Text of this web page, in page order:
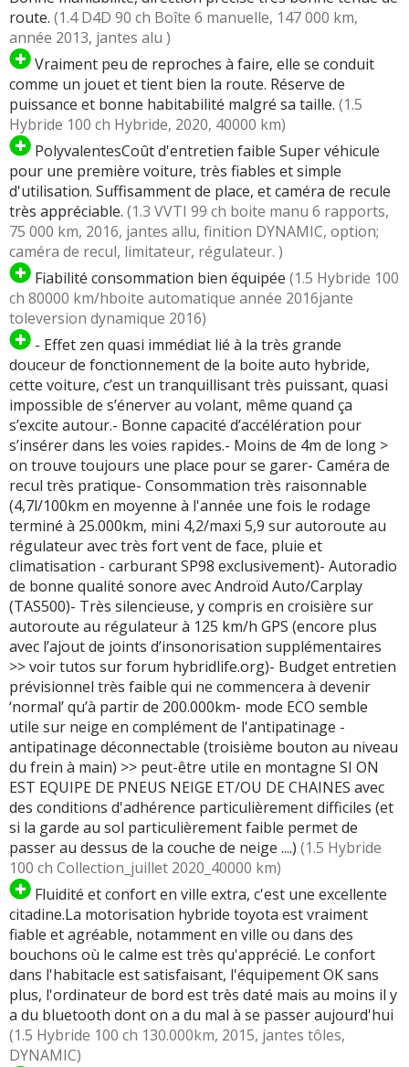
route. (1.4 D4D 90 ch Boîte 6 manuelle, 147 000 km,
année 2013, jantes alu )
Vraiment peu de reproches à faire, elle se conduit
comme un jouet et tient bien la route. Réserve de
puissance et bonne habitabilité malgré sa taille. (1.5
Hybride 100 ch Hybride, 2020, 40000 km)
PolyvalentesCoût d'entretien faible Super véhicule
pour une première voiture, très fiables et simple
d'utilisation. Suffisamment de place, et caméra de recule
très appréciable. (1.3 VVTI 99 ch boite manu 6 rapports,
75 000 km, 2016, jantes allu, finition DYNAMIC, option;
caméra de recul, limitateur, régulateur. )
Fiabilité consommation bien équipée (1.5 Hybride 100
ch 80000 km/hboite automatique année 2016jante
toleversion dynamique 2016)
- Effet zen quasi immédiat lié à la très grande
douceur de fonctionnement de la boite auto hybride,
cette voiture, c’est un tranquillisant très puissant, quasi
impossible de s’énerver au volant, même quand ça
s’excite autour.- Bonne capacité d’accélération pour
s’insérer dans les voies rapides.- Moins de 4m de long >
on trouve toujours une place pour se garer- Caméra de
recul très pratique- Consommation très raisonnable
(4,7l/100km en moyenne à l'année une fois le rodage
terminé à 25.000km, mini 4,2/maxi 5,9 sur autoroute au
régulateur avec très fort vent de face, pluie et
climatisation - carburant SP98 exclusivement)- Autoradio
de bonne qualité sonore avec Androïd Auto/Carplay
(TAS500)- Très silencieuse, y compris en croisière sur
autoroute au régulateur à 125 km/h GPS (encore plus
avec l’ajout de joints d’insonorisation supplémentaires
>> voir tutos sur forum hybridlife.org)- Budget entretien
prévisionnel très faible qui ne commencera à devenir
‘normal’ qu’à partir de 200.000km- mode ECO semble
utile sur neige en complément de l'antipatinage -
antipatinage déconnectable (troisième bouton au niveau
du frein à main) >> peut-être utile en montagne SI ON
EST EQUIPE DE PNEUS NEIGE ET/OU DE CHAINES avec
des conditions d'adhérence particulièrement difficiles (et
si la garde au sol particulièrement faible permet de
passer au dessus de la couche de neige ....) (1.5 Hybride
100 ch Collection_juillet 2020_40000 km)
Fluidité et confort en ville extra, c'est une excellente
citadine.La motorisation hybride toyota est vraiment
fiable et agréable, notamment en ville ou dans des
bouchons où le calme est très qu'apprécié. Le confort
dans l'habitacle est satisfaisant, l'équipement OK sans
plus, l'ordinateur de bord est très daté mais au moins il y
a du bluetooth dont on a du mal à se passer aujourd'hui
(1.5 Hybride 100 ch 130.000km, 2015, jantes tôles,
DYNAMIC)